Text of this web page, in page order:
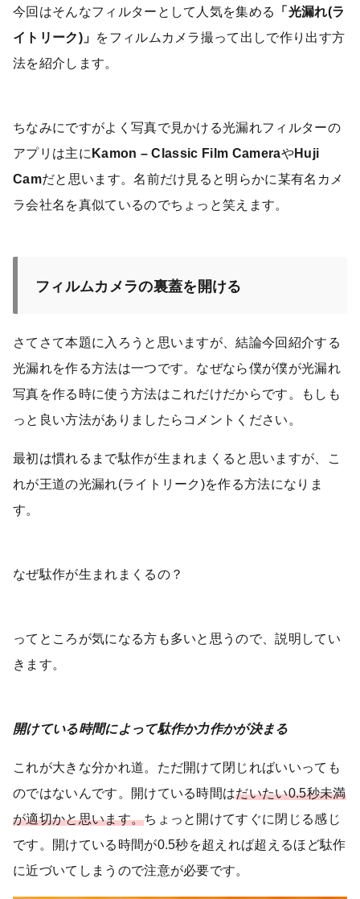
今回はそんなフィルターとして人気を集める
「光漏れ(ラ
イトリーク)」 をフィルムカメラ撮って出しで作り出す方
法を紹介します。
ちなみにですがよく写真で見かける光漏れフィルターの
アプリは主に Kamon – Classic Film CameraやHuji
Camだと思います。名前だけ見ると明らかに某有名カメ
ラ会社名を真似ているのでちょっと笑えます。
フィルムカメラの裏蓋を開ける
さてさて本題に入ろうと思いますが、結論今回紹介する
光漏れを作る方法は一つです。なぜなら僕が僕が光漏れ
写真を作る時に使う方法はこれだけだからです。もしも
っと良い方法がありましたらコメントください。
最初は慣れるまで駄作が生まれまくると思いますが、こ
れが王道の光漏れ(ライトリーク)を作る方法になりま
す。
なぜ駄作が生まれまくるの？
ってところが気になる方も多いと思うので、説明してい
きます。
開けている時間によって駄作か力作かが決まる
これが大きな分かれ道。ただ開けて閉じればいいっても
のではないんです。開けている時間はだいたい0.5秒未満
が適切かと思います。ちょっと開けてすぐに閉じる感じ
です。開けている時間が0.5秒を超えれば超えるほど駄作
に近づいてしまうので注意が必要です。